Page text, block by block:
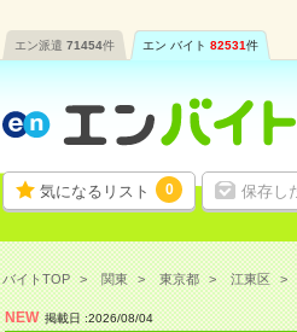
エン派遣 71454件 エン バイト 82531件
気になるリスト 0 保存し
バイトTOP 関東 東京都 江東区
NEW 掲載日 :2026/08/04